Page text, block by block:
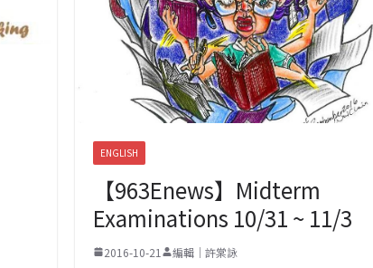
ENGLISH
【963Enews】Midterm
Examinations 10/31 ~ 11/3
2016-10-21 編輯｜許棠詠